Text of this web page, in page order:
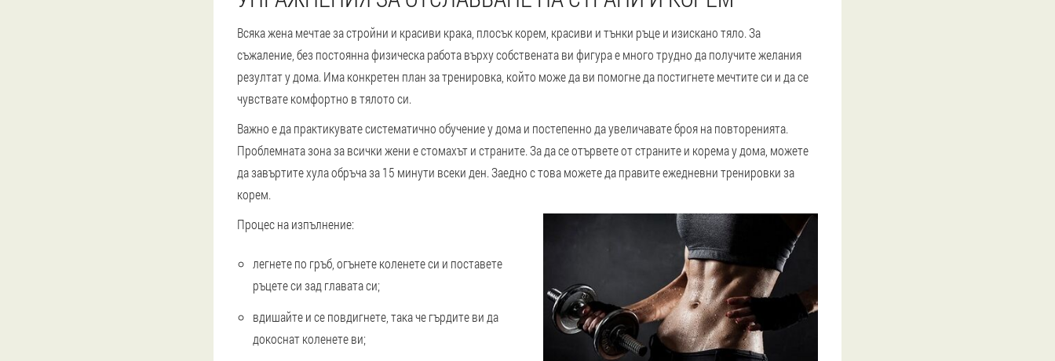
Всяка жена мечтае за стройни и красиви крака, плосък корем, красиви и тънки ръце и изискано тяло. За
съжаление, без постоянна физическа работа върху собствената ви фигура е много трудно да получите желания
резултат у дома. Има конкретен план за тренировка, който може да ви помогне да постигнете мечтите си и да се
чувствате комфортно в тялото си.
Важно е да практикувате систематично обучение у дома и постепенно да увеличавате броя на повторенията.
Проблемната зона за всички жени е стомахът и страните. За да се отървете от страните и корема у дома, можете
да завъртите хула обръча за 15 минути всеки ден. Заедно с това можете да правите ежедневни тренировки за
корем.
Процес на изпълнение:
легнете по гръб, огънете коленете си и поставете
ръцете си зад главата си;
вдишайте и се повдигнете, така че гърдите ви да
докоснат коленете ви;